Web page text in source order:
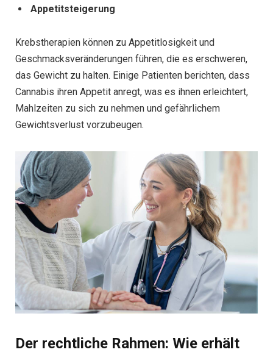
Appetitsteigerung
Krebstherapien können zu Appetitlosigkeit und
Geschmacksveränderungen führen, die es erschweren,
das Gewicht zu halten. Einige Patienten berichten, dass
Cannabis ihren Appetit anregt, was es ihnen erleichtert,
Mahlzeiten zu sich zu nehmen und gefährlichem
Gewichtsverlust vorzubeugen.
Der rechtliche Rahmen: Wie erhält